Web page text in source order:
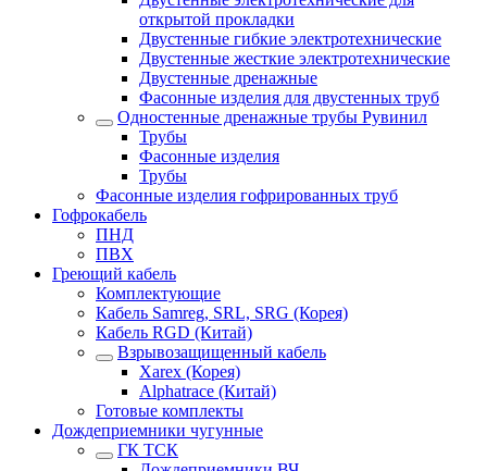
открытой прокладки
Двустенные гибкие электротехнические
Двустенные жесткие электротехнические
Двустенные дренажные
Фасонные изделия для двустенных труб
Одностенные дренажные трубы Рувинил
Трубы
Фасонные изделия
Трубы
Фасонные изделия гофрированных труб
Гофрокабель
ПНД
ПВХ
Греющий кабель
Комплектующие
Кабель Samreg, SRL, SRG (Корея)
Кабель RGD (Китай)
Взрывозащищенный кабель
Xarex (Корея)
Alphatrace (Китай)
Готовые комплекты
Дождеприемники чугунные
ГК ТСК